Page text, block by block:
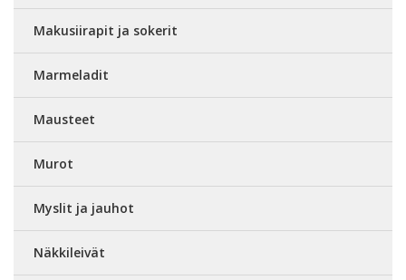
Makusiirapit ja sokerit
Marmeladit
Mausteet
Murot
Myslit ja jauhot
Näkkileivät